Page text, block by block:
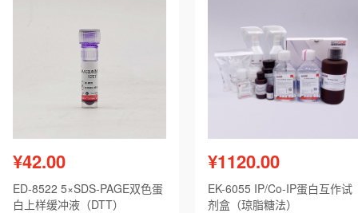
¥42.00
ED-8522 5×SDS-PAGE双色蛋
白上样缓冲液（DTT）
¥1120.00
EK-6055 IP/Co-IP蛋白互作试
剂盒（琼脂糖法）